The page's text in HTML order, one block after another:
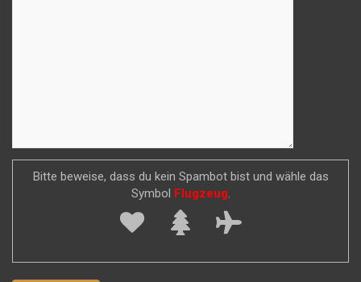
Bitte beweise, dass du kein Spambot bist und wähle das
Symbol
Flugzeug.